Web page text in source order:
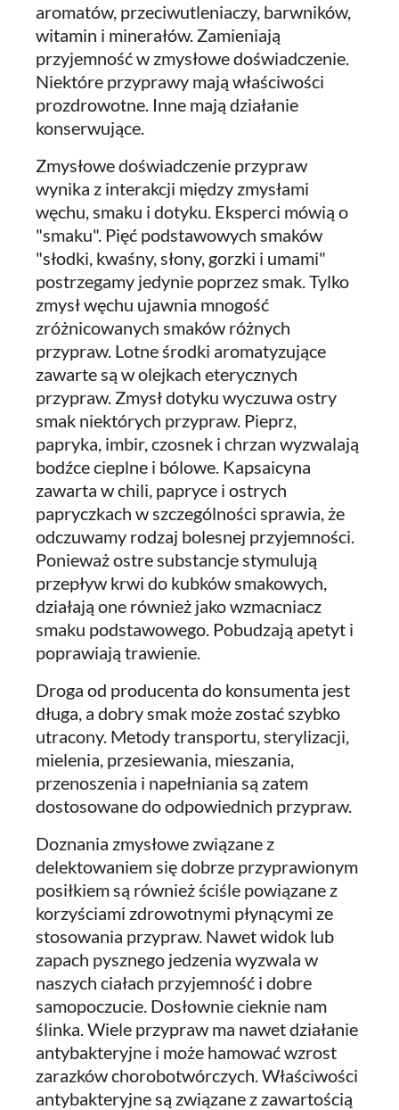
aromatów, przeciwutleniaczy, barwników,
witamin i minerałów. Zamieniają
przyjemność w zmysłowe doświadczenie.
Niektóre przyprawy mają właściwości
prozdrowotne. Inne mają działanie
konserwujące.
Zmysłowe doświadczenie przypraw
wynika z interakcji między zmysłami
węchu, smaku i dotyku. Eksperci mówią o
"smaku". Pięć podstawowych smaków
"słodki, kwaśny, słony, gorzki i umami"
postrzegamy jedynie poprzez smak. Tylko
zmysł węchu ujawnia mnogość
zróżnicowanych smaków różnych
przypraw. Lotne środki aromatyzujące
zawarte są w olejkach eterycznych
przypraw. Zmysł dotyku wyczuwa ostry
smak niektórych przypraw. Pieprz,
papryka, imbir, czosnek i chrzan wyzwalają
bodźce cieplne i bólowe. Kapsaicyna
zawarta w chili, papryce i ostrych
papryczkach w szczególności sprawia, że
odczuwamy rodzaj bolesnej przyjemności.
Ponieważ ostre substancje stymulują
przepływ krwi do kubków smakowych,
działają one również jako wzmacniacz
smaku podstawowego. Pobudzają apetyt i
poprawiają trawienie.
Droga od producenta do konsumenta jest
długa, a dobry smak może zostać szybko
utracony. Metody transportu, sterylizacji,
mielenia, przesiewania, mieszania,
przenoszenia i napełniania są zatem
dostosowane do odpowiednich przypraw.
Doznania zmysłowe związane z
delektowaniem się dobrze przyprawionym
posiłkiem są również ściśle powiązane z
korzyściami zdrowotnymi płynącymi ze
stosowania przypraw. Nawet widok lub
zapach pysznego jedzenia wyzwala w
naszych ciałach przyjemność i dobre
samopoczucie. Dosłownie cieknie nam
ślinka. Wiele przypraw ma nawet działanie
antybakteryjne i może hamować wzrost
zarazków chorobotwórczych. Właściwości
antybakteryjne są związane z zawartością